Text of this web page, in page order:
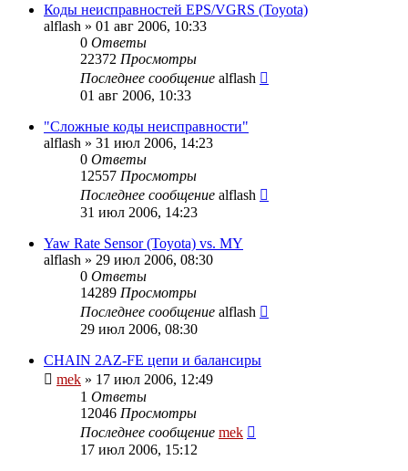
Коды неисправностей EPS/VGRS (Toyota)
alflash » 01 авг 2006, 10:33
0 Ответы
22372 Просмотры
Последнее сообщение alflash
01 авг 2006, 10:33
"Сложные коды неисправности"
alflash » 31 июл 2006, 14:23
0 Ответы
12557 Просмотры
Последнее сообщение alflash
31 июл 2006, 14:23
Yaw Rate Sensor (Toyota) vs. MY
alflash » 29 июл 2006, 08:30
0 Ответы
14289 Просмотры
Последнее сообщение alflash
29 июл 2006, 08:30
CHAIN 2AZ-FE цепи и балансиры
mek » 17 июл 2006, 12:49
1 Ответы
12046 Просмотры
Последнее сообщение mek
17 июл 2006, 15:12